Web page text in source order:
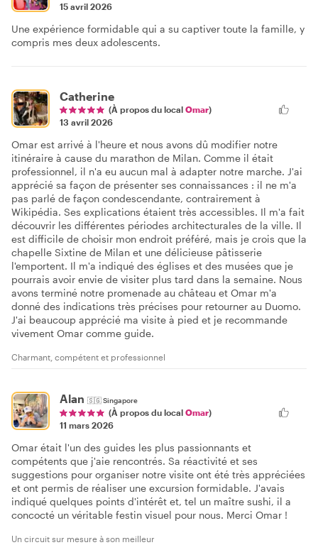
15 avril 2026
Une expérience formidable qui a su captiver toute la famille, y
compris mes deux adolescents.
Catherine
(À propos du local Omar)
13 avril 2026
Omar est arrivé à l'heure et nous avons dû modifier notre
itinéraire à cause du marathon de Milan. Comme il était
professionnel, il n'a eu aucun mal à adapter notre marche. J'ai
apprécié sa façon de présenter ses connaissances : il ne m'a
pas parlé de façon condescendante, contrairement à
Wikipédia. Ses explications étaient très accessibles. Il m'a fait
découvrir les différentes périodes architecturales de la ville. Il
est difficile de choisir mon endroit préféré, mais je crois que la
chapelle Sixtine de Milan et une délicieuse pâtisserie
l'emportent. Il m'a indiqué des églises et des musées que je
pourrais avoir envie de visiter plus tard dans la semaine. Nous
avons terminé notre promenade au château et Omar m'a
donné des indications très précises pour retourner au Duomo.
J'ai beaucoup apprécié ma visite à pied et je recommande
vivement Omar comme guide.
Charmant, compétent et professionnel
Alan 🇸🇬Singapore
(À propos du local Omar)
11 mars 2026
Omar était l'un des guides les plus passionnants et
compétents que j'aie rencontrés. Sa réactivité et ses
suggestions pour organiser notre visite ont été très appréciées
et ont permis de réaliser une excursion formidable. J'avais
indiqué quelques points d'intérêt et, tel un maître sushi, il a
concocté un véritable festin visuel pour nous. Merci Omar !
Un circuit sur mesure à son meilleur